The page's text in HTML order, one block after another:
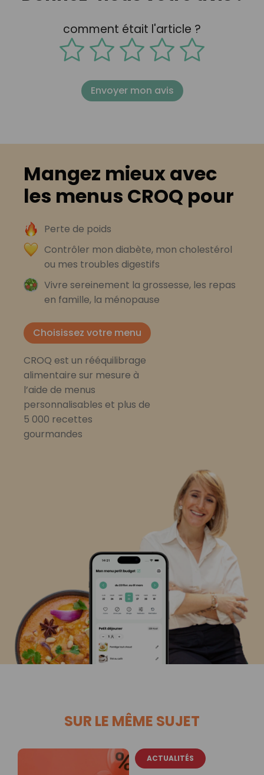
comment était l'article ?
Envoyer mon avis
Mangez mieux avec
les menus CROQ pour
Perte de poids
Contrôler mon diabète, mon cholestérol
ou mes troubles digestifs
Vivre sereinement la grossesse, les repas
en famille, la ménopause
Choisissez votre menu
CROQ est un rééquilibrage
alimentaire sur mesure à
l’aide de menus
personnalisables et plus de
5 000 recettes
gourmandes
SUR LE MÊME SUJET
ACTUALITÉS